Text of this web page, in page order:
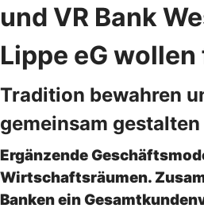
und VR Bank
Lippe eG
Tradition bewahren
gemeinsam gestalten
Ergänzende
Wirtschaftsräumen.
Banken ein